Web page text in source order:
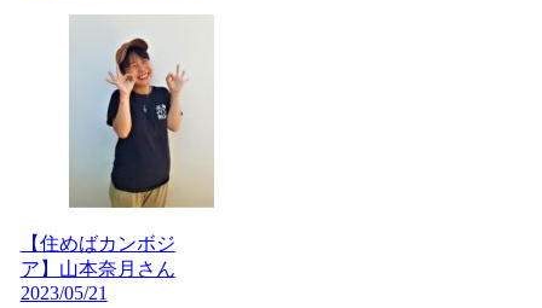
【住めばカンボジ
ア】山本奈月さん
2023/05/21